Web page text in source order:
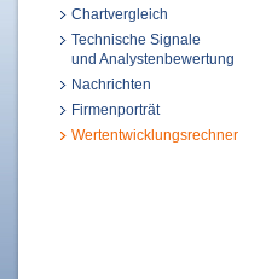
Chartvergleich
Technische Signale
und Analystenbewertung
Nachrichten
Firmenporträt
Wertentwicklungsrechner